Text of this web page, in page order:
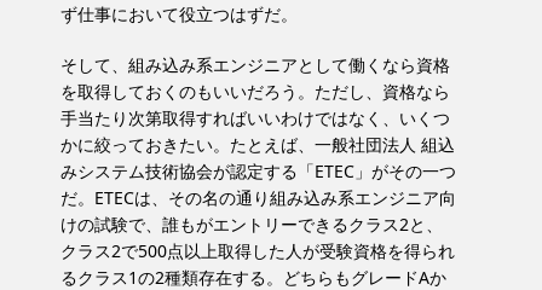
ず仕事において役立つはずだ。
そして、組み込み系エンジニアとして働くなら資格
を取得しておくのもいいだろう。ただし、資格なら
手当たり次第取得すればいいわけではなく、いくつ
かに絞っておきたい。たとえば、一般社団法人 組込
みシステム技術協会が認定する「ETEC」がその一つ
だ。ETECは、その名の通り組み込み系エンジニア向
けの試験で、誰もがエントリーできるクラス2と、
クラス2で500点以上取得した人が受験資格を得られ
るクラス1の2種類存在する。どちらもグレードAか